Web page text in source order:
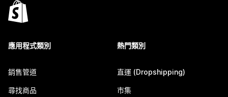
應用程式類別
銷售管道
尋找商品
熱門類別
直運 (Dropshipping)
市集